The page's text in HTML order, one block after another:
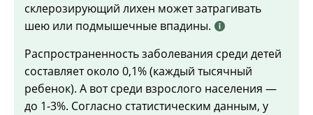
склерозирующий лихен может затрагивать
шею или подмышечные впадины.
Распространенность заболевания среди детей
составляет около 0,1% (каждый тысячный
ребенок). А вот среди взрослого населения —
до 1-3%. Согласно статистическим данным, у